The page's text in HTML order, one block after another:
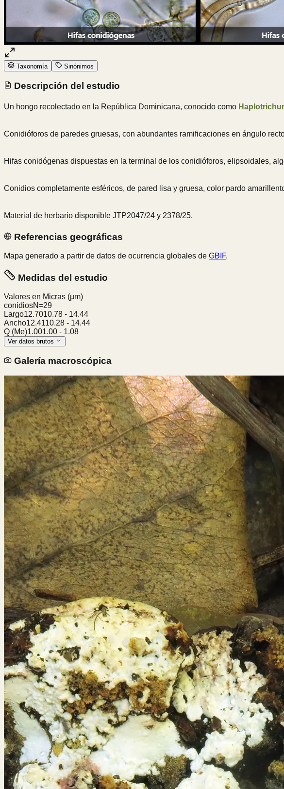
Taxonomía Sinónimos
Descripción del estudio
Un hongo recolectado en la República Dominicana, conocido como
Conidióforos de paredes gruesas, con abundantes ramificaciones en ángulo
Hifas conidógenas dispuestas en la terminal de los conidióforos, elipsoidales,
Conidios completamente esféricos, de pared lisa y gruesa, color pardo
Material de herbario disponible JTP2047/24 y 2378/25.
Referencias geográficas
Mapa generado a partir de datos de ocurrencia globales de GBIF.
Medidas del estudio
Valores en Micras (µm)
conidiosN=29
Largo12.7010.78 - 14.44
Ancho12.4110.28 - 14.44
Q (Me)1.001.00 - 1.08
Ver datos brutos
Galería macroscópica